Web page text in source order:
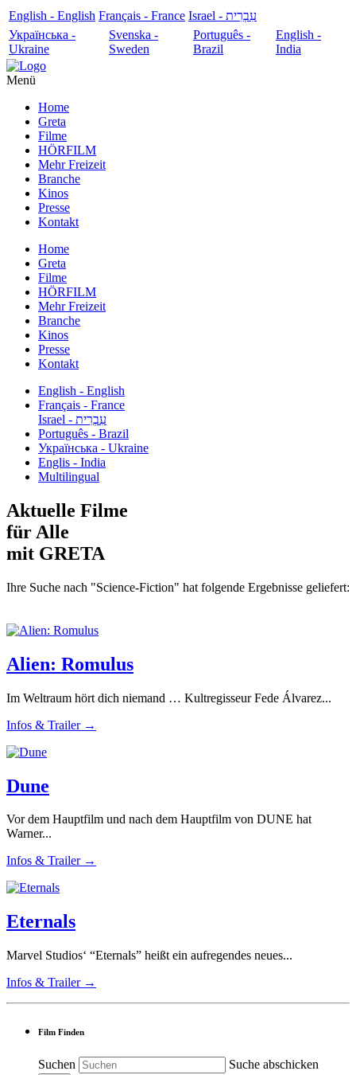
English - English Français - France
עִבְרִית - Israel
Українська -
Ukraine
Svenska -
Sweden
Português -
Brazil
English -
India
Menü
Home
Greta
Filme
HÖRFILM
Mehr Freizeit
Branche
Kinos
Presse
Kontakt
Home
Greta
Filme
HÖRFILM
Mehr Freizeit
Branche
Kinos
Presse
Kontakt
English - English
Français - France
עִבְרִית - Israel
Português - Brazil
Українська - Ukraine
Englis - India
Multilingual
Aktuelle Filme
für Alle
mit GRETA
Ihre Suche nach "Science-Fiction" hat folgende Ergebnisse geliefert:
Alien: Romulus
Im Weltraum hört dich niemand … Kultregisseur Fede Álvarez...
Infos & Trailer →
Dune
Vor dem Hauptfilm und nach dem Hauptfilm von DUNE hat
Warner...
Infos & Trailer →
Eternals
Marvel Studios‘ “Eternals” heißt ein aufregendes neues...
Infos & Trailer →
Film Finden
Suchen Suche abschicken